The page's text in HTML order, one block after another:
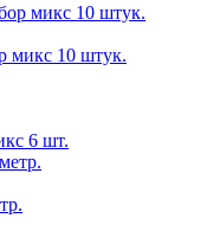
микс 10 штук.
6 шт.